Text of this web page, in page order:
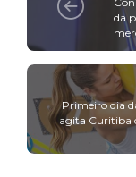
da
Primeiro dia
agita Curitiba